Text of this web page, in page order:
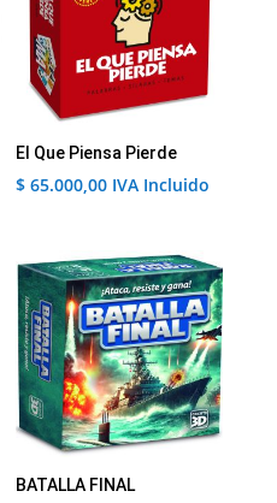
El Que Piensa Pierde
$ 65.000,00 IVA Incluido
BATALLA FINAL